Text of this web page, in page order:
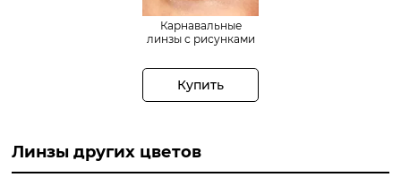
Карнавальные
линзы с рисунками
Купить
Линзы других цветов